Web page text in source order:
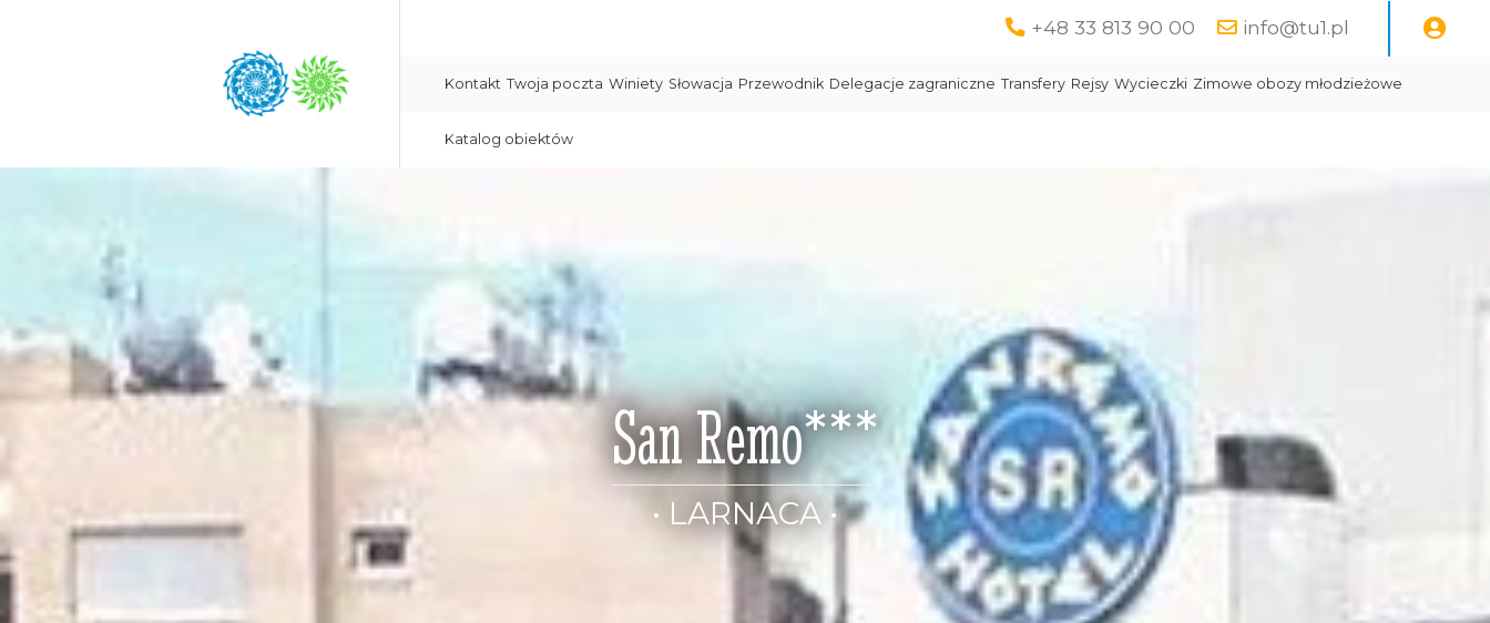
+48 33 813 90 00 info@tu1.pl
Kontakt Twoja poczta Winiety Słowacja Przewodnik Delegacje zagraniczne Transfery Rejsy Wycieczki Zimowe obozy młodzieżowe
Katalog obiektów
San Remo***
• LARNACA •